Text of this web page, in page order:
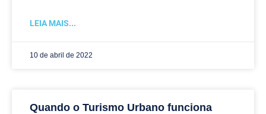
LEIA MAIS...
10 de abril de 2022
Quando o Turismo Urbano funciona